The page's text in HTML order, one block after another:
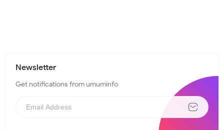
Newsletter
Get notifications from umuminfo